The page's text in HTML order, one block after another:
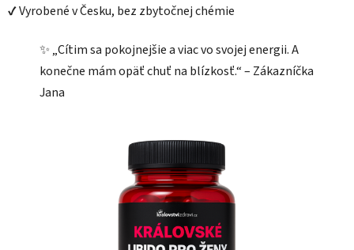
✔ Vyrobené v Česku, bez zbytočnej chémie
✨ „Cítim sa pokojnejšie a viac vo svojej energii. A
konečne mám opäť chuť na blízkosť.“ – Zákazníčka
Jana